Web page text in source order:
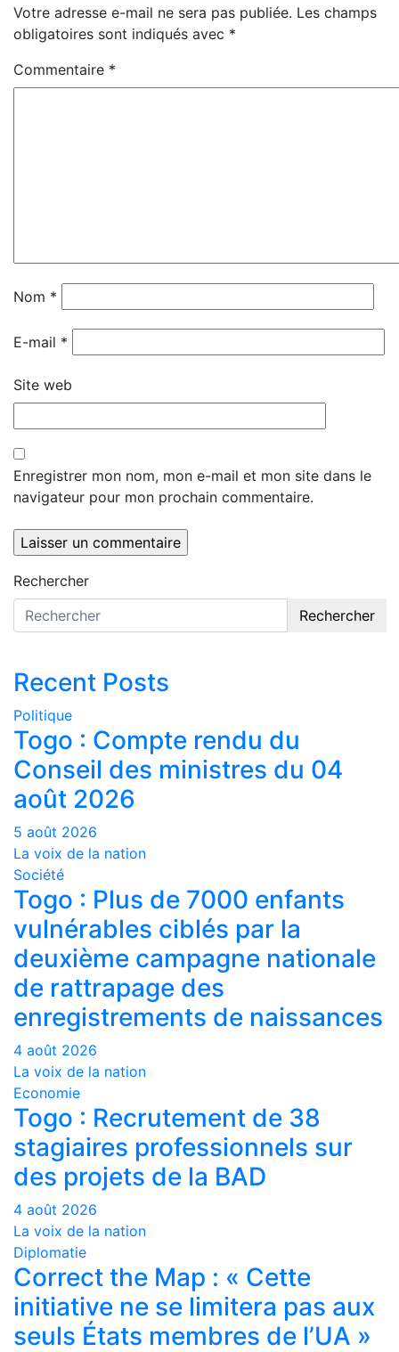
Votre adresse e-mail ne sera pas publiée. Les champs
obligatoires sont indiqués avec *
Commentaire *
Nom *
E-mail *
Site web
Enregistrer mon nom, mon e-mail et mon site dans le
navigateur pour mon prochain commentaire.
Rechercher
Rechercher
Recent Posts
Politique
Togo : Compte rendu du
Conseil des ministres du 04
août 2026
5 août 2026
La voix de la nation
Société
Togo : Plus de 7000 enfants
vulnérables ciblés par la
deuxième campagne nationale
de rattrapage des
enregistrements de naissances
4 août 2026
La voix de la nation
Economie
Togo : Recrutement de 38
stagiaires professionnels sur
des projets de la BAD
4 août 2026
La voix de la nation
Diplomatie
Correct the Map : « Cette
initiative ne se limitera pas aux
seuls États membres de l’UA »